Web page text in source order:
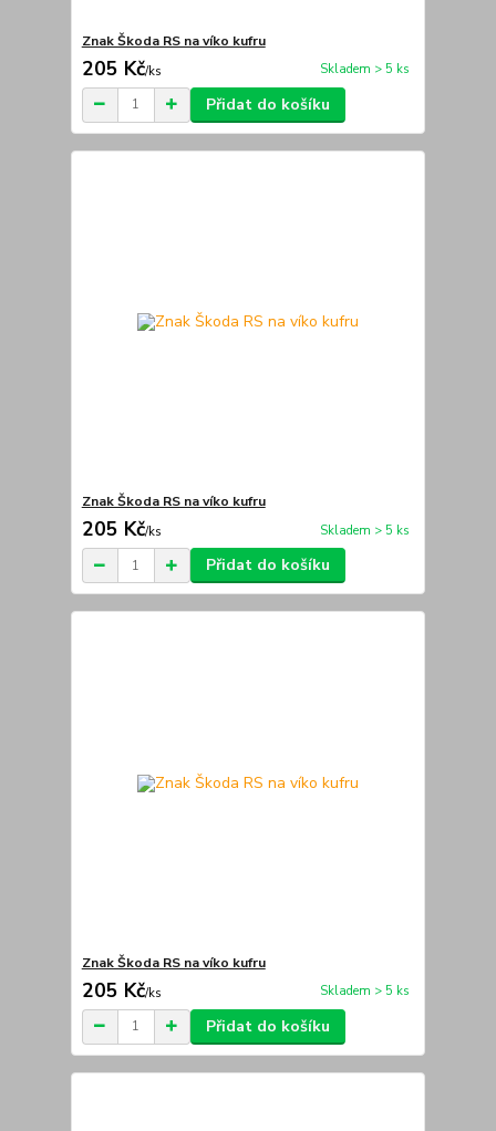
Znak Škoda RS na víko kufru
205 Kč/ks Skladem > 5 ks
Přidat do košíku
Znak Škoda RS na víko kufru
205 Kč/ks Skladem > 5 ks
Přidat do košíku
Znak Škoda RS na víko kufru
205 Kč/ks Skladem > 5 ks
Přidat do košíku